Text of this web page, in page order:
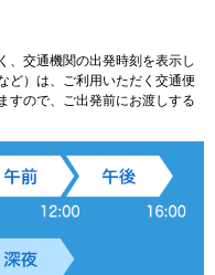
、交通機関の出発時刻を表示し
ど）は、ご利用いただく交通便
すので、ご出発前にお渡しする